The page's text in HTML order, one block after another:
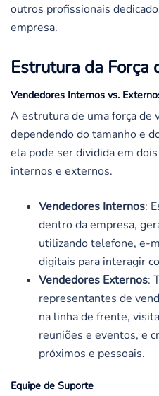
outros profissionais
empresa.
Estrutura da Força
Vendedores Internos vs.
A estrutura de uma força de
dependendo do tamanho e
ela pode ser dividida em
internos e externos.
Vendedores Internos:
dentro da empresa,
utilizando telefone, e-
digitais para interagir
Vendedores Externos:
representantes de
na linha de frente,
reuniões e eventos, e
próximos e pessoais.
Equipe de Suporte